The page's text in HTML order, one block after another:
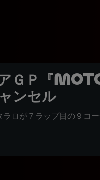
アＧＰ『
ンセル
ロが７ラップ目の９コ